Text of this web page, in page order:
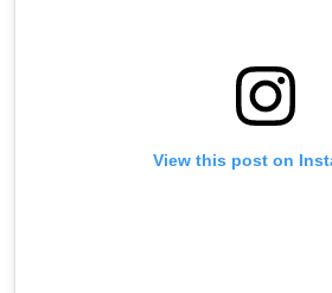
View this post on